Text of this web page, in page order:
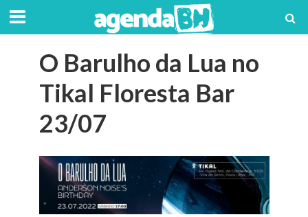
O Barulho da Lua no
Tikal Floresta Bar
23/07